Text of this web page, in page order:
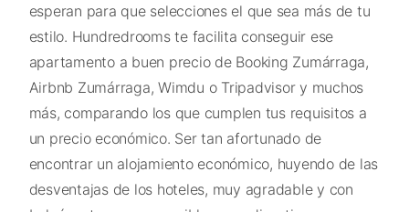
esperan para que selecciones el que sea más de tu
estilo. Hundredrooms te facilita conseguir ese
apartamento a buen precio de Booking Zumárraga,
Airbnb Zumárraga, Wimdu o Tripadvisor y muchos
más, comparando los que cumplen tus requisitos a
un precio económico. Ser tan afortunado de
encontrar un alojamiento económico, huyendo de las
desventajas de los hoteles, muy agradable y con